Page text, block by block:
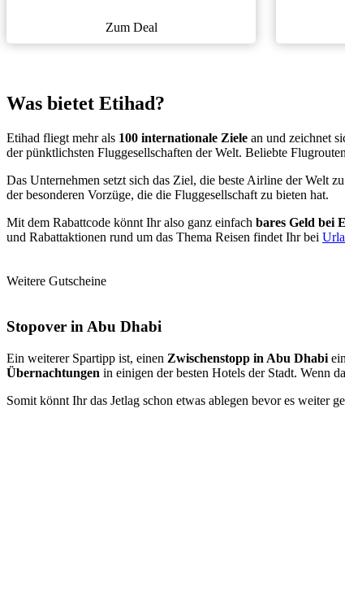
Zum Deal
Was bietet Etihad?
Etihad fliegt mehr als 100 internationale Ziele an und zeichnet
der pünktlichsten Fluggesellschaften der Welt. Beliebte
Das Unternehmen setzt sich das Ziel, die beste Airline der Welt
der besonderen Vorzüge, die die Fluggesellschaft zu bieten hat.
Mit dem Rabattcode könnt Ihr also ganz einfach bares Geld bei
und Rabattaktionen rund um das Thema Reisen findet Ihr bei
Weitere Gutscheine
Stopover in Abu Dhabi
Ein weiterer Spartipp ist, einen Zwischenstopp in Abu Dhabi
Übernachtungen in einigen der besten Hotels der Stadt. Wenn
Somit könnt Ihr das Jetlag schon etwas ablegen bevor es weiter